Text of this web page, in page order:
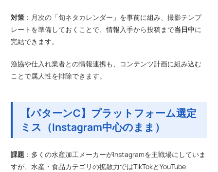
対策 ：月次の「旬ネタカレンダー」を事前に組み、撮影テンプ
レートを準備しておくことで、情報入手から投稿まで当日中に
完結できます。
漁協や仕入れ業者との情報連携も、コンテンツ計画に組み込む
ことで属人性を排除できます。
【パターンC】プラットフォーム選定
ミス（Instagram中心のまま）
課題 ：多くの水産加工メーカーがInstagramを主戦場にしていま
すが、水産・食品カテゴリの拡散力ではTikTokとYouTube